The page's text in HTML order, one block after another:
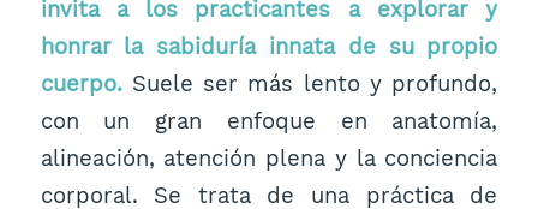
invita a los practicantes a explorar y
honrar la sabiduría innata de su propio
cuerpo.Suele ser más lento y profundo,
con un gran enfoque en anatomía,
alineación, atención plena y la conciencia
corporal. Se trata de una práctica de